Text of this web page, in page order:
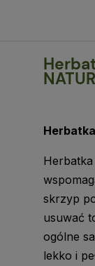
skrzyp
usuwać
ogólne
lekko i